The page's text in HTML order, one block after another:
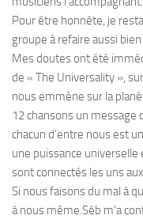
Pour être honnête, je
groupe à refaire aussi bien
Mes doutes ont été
de « The Universality »,
nous emmène sur la
12 chansons un message
chacun d’entre nous est
une puissance
sont connectés les uns
Si nous faisons du mal à
à nous même.Séb m’a